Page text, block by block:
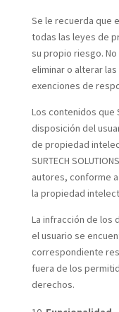
Se le recuerda que
todas las leyes de
su propio riesgo.
eliminar o alterar
exenciones de
Los contenidos que
disposición del
de propiedad
SURTECH
autores, conforme
la propiedad
La infracción de los
el usuario se
correspondiente
fuera de los
derechos.